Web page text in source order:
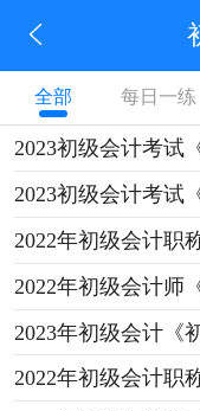
全部 每日一练
2023初级会计考试
2023初级会计考试
2022年初级会计职
2022年初级会计师
2023年初级会计《
2022年初级会计职